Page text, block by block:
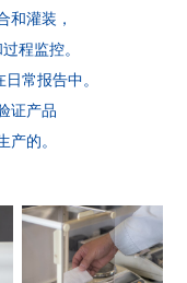
和灌装，
程监控。
常报告中。
证产品
的。